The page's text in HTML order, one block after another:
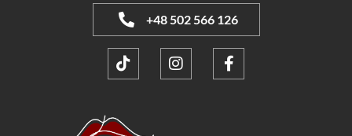
+48 502 566 126